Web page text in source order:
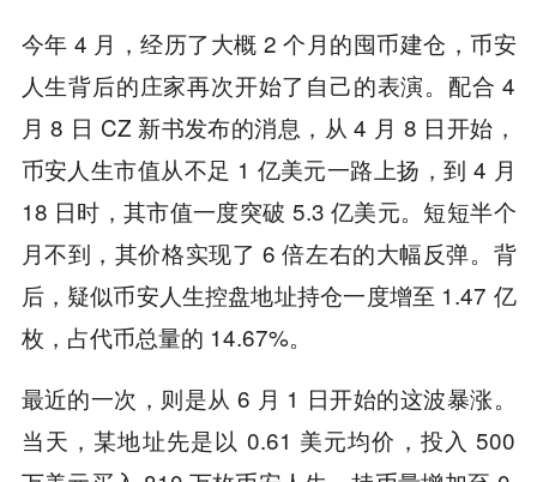
今年 4 月，经历了大概 2 个月的囤币建仓，币安
人生背后的庄家再次开始了自己的表演。配合 4
月 8 日 CZ 新书发布的消息，从 4 月 8 日开始，
币安人生市值从不足 1 亿美元一路上扬，到 4 月
18 日时，其市值一度突破 5.3 亿美元。短短半个
月不到，其价格实现了 6 倍左右的大幅反弹。背
后，疑似币安人生控盘地址持仓一度增至 1.47 亿
枚，占代币总量的 14.67%。
最近的一次，则是从 6 月 1 日开始的这波暴涨。
当天，某地址先是以 0.61 美元均价，投入 500